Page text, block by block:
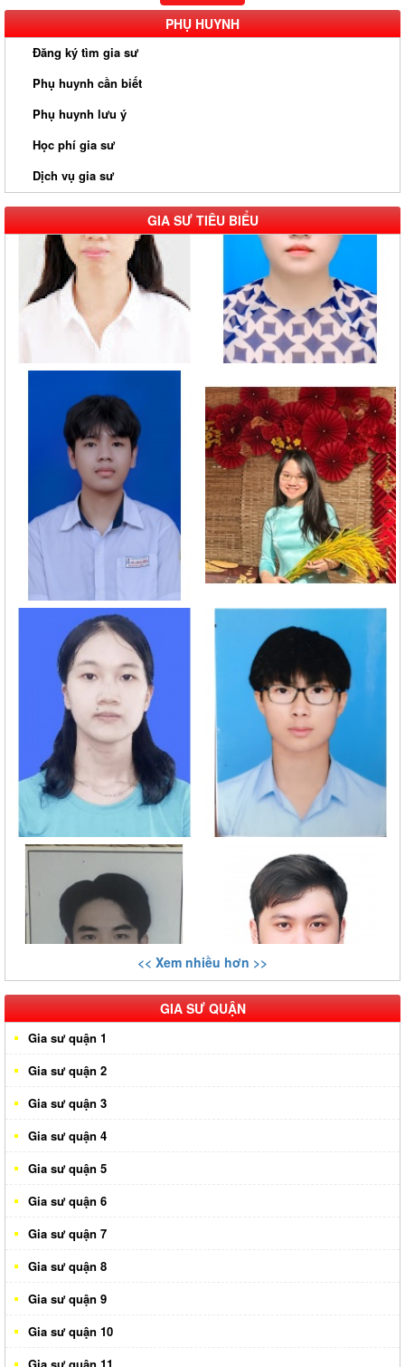
PHỤ HUYNH
Đăng ký tìm gia sư
Phụ huynh cần biết
Phụ huynh lưu ý
Học phí gia sư
Dịch vụ gia sư
GIA SƯ TIÊU BIỂU
<< Xem nhiều hơn >>
GIA SƯ QUẬN
Gia sư quận 1
Gia sư quận 2
Gia sư quận 3
Gia sư quận 4
Gia sư quận 5
Gia sư quận 6
Gia sư quận 7
Gia sư quận 8
Gia sư quận 9
Gia sư quận 10
Gia sư quận 11